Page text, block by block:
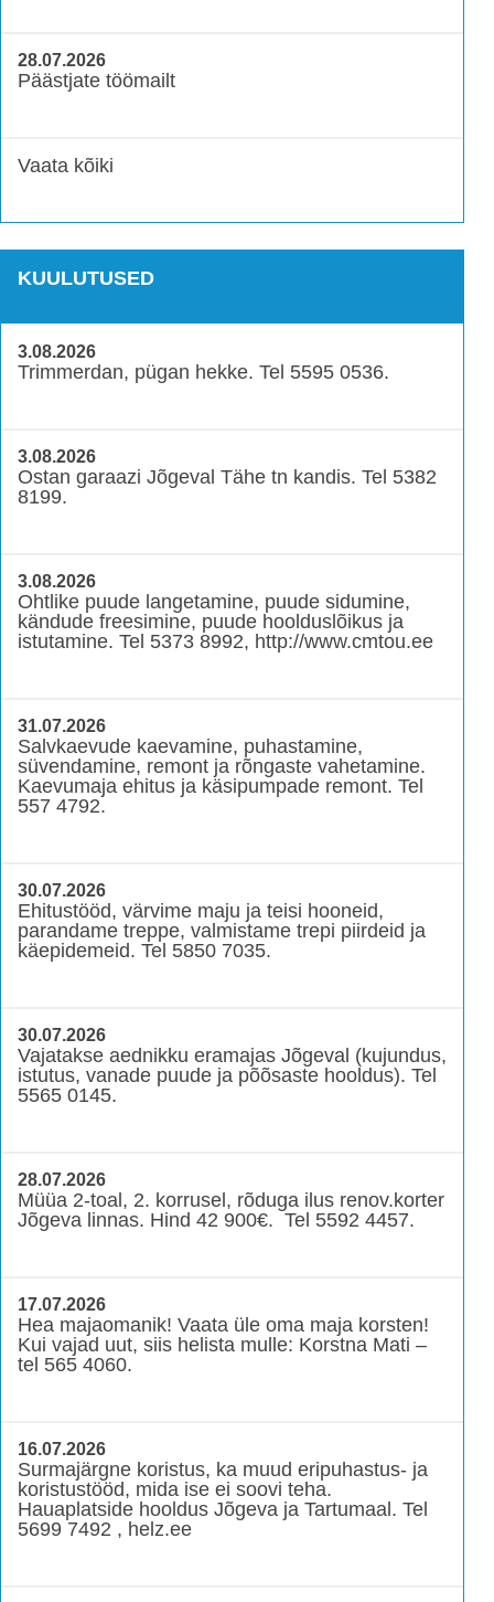
28.07.2026
Päästjate töömailt
Vaata kõiki
KUULUTUSED
3.08.2026
Trimmerdan, pügan hekke. Tel 5595 0536.
3.08.2026
Ostan garaazi Jõgeval Tähe tn kandis. Tel 5382
8199.
3.08.2026
Ohtlike puude langetamine, puude sidumine,
kändude freesimine, puude hoolduslõikus ja
istutamine. Tel 5373 8992, http://www.cmtou.ee
31.07.2026
Salvkaevude kaevamine, puhastamine,
süvendamine, remont ja rõngaste vahetamine.
Kaevumaja ehitus ja käsipumpade remont. Tel
557 4792.
30.07.2026
Ehitustööd, värvime maju ja teisi hooneid,
parandame treppe, valmistame trepi piirdeid ja
käepidemeid. Tel 5850 7035.
30.07.2026
Vajatakse aednikku eramajas Jõgeval (kujundus,
istutus, vanade puude ja põõsaste hooldus). Tel
5565 0145.
28.07.2026
Müüa 2-toal, 2. korrusel, rõduga ilus renov.korter
Jõgeva linnas. Hind 42 900€. Tel 5592 4457.
17.07.2026
Hea majaomanik! Vaata üle oma maja korsten!
Kui vajad uut, siis helista mulle: Korstna Mati –
tel 565 4060.
16.07.2026
Surmajärgne koristus, ka muud eripuhastus- ja
koristustööd, mida ise ei soovi teha.
Hauaplatside hooldus Jõgeva ja Tartumaal. Tel
5699 7492 , helz.ee